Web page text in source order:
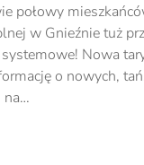
połowy
w Gnieźnie tuż
Nowa
o nowych,
na…